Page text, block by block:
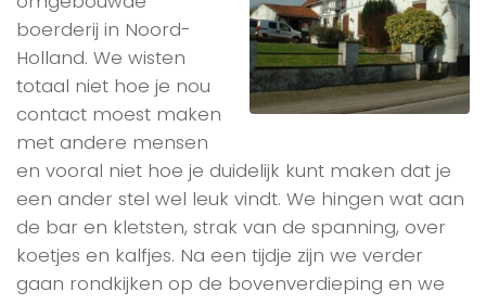
boerderij in Noord-
Holland. We wisten
totaal niet hoe je nou
contact moest maken
met andere mensen
en vooral niet hoe je duidelijk kunt maken dat je
een ander stel wel leuk vindt. We hingen wat aan
de bar en kletsten, strak van de spanning, over
koetjes en kalfjes. Na een tijdje zijn we verder
gaan rondkijken op de bovenverdieping en we